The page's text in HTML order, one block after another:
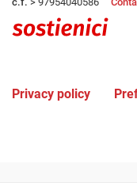
Privacy policy